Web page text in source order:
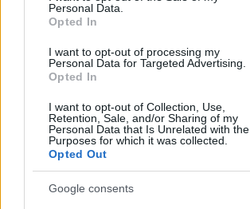
Personal Data.
Opted In
I want to opt-out of processing my
Personal Data for Targeted Advertising.
Opted In
I want to opt-out of Collection, Use,
Retention, Sale, and/or Sharing of my
Personal Data that Is Unrelated with the
Purposes for which it was collected.
Opted Out
Google consents
Sallai Zita művészeti titkár
Madách Kamara
Tel: 411-0455, 267-3770, 267-3771
Fax/Üzenetrögzítő: 411-2340
sallaizita@mail.datanet.hu
www.madachkamara.hu